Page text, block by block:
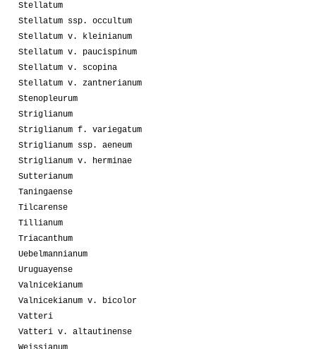
Stellatum
Stellatum ssp. occultum
Stellatum v. kleinianum
Stellatum v. paucispinum
Stellatum v. scopina
Stellatum v. zantnerianum
Stenopleurum
Striglianum
Striglianum f. variegatum
Striglianum ssp. aeneum
Striglianum v. herminae
Sutterianum
Taningaense
Tilcarense
Tillianum
Triacanthum
Uebelmannianum
Uruguayense
Valnicekianum
Valnicekianum v. bicolor
Vatteri
Vatteri v. altautinense